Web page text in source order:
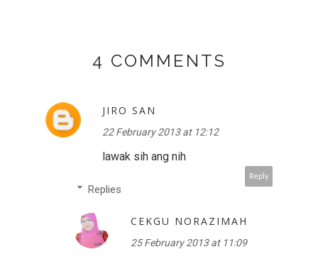
4 COMMENTS
JIRO SAN
22 February 2013 at 12:12
lawak sih ang nih
Reply
Replies
CEKGU NORAZIMAH
25 February 2013 at 11:09